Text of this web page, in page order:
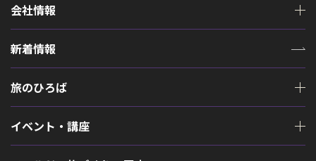
会社情報
新着情報
旅のひろば
イベント・講座